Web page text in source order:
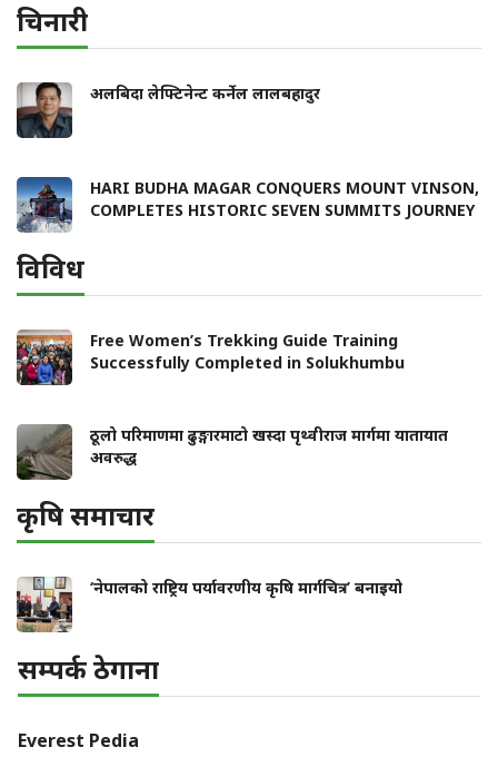
चिनारी
अलबिदा लेफ्टिनेन्ट कर्नेल लालबहादुर
HARI BUDHA MAGAR CONQUERS MOUNT VINSON,
COMPLETES HISTORIC SEVEN SUMMITS JOURNEY
विविध
Free Women’s Trekking Guide Training
Successfully Completed in Solukhumbu
ठूलो परिमाणमा ढुङ्गारमाटो खस्दा पृथ्वीराज मार्गमा यातायात
अवरुद्ध
कृषि समाचार
‘नेपालको राष्ट्रिय पर्यावरणीय कृषि मार्गचित्र’ बनाइयो
सम्पर्क ठेगाना
Everest Pedia